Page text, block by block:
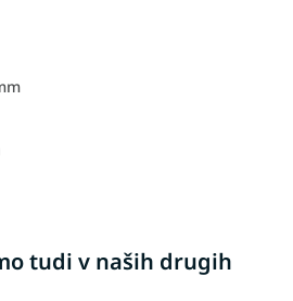
tudi v naših drugih